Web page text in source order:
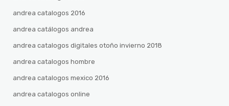
andrea catalogos 2016
andrea catálogos andrea
andrea catalogos digitales otoño invierno 2018
andrea catalogos hombre
andrea catalogos mexico 2016
andrea catalogos online